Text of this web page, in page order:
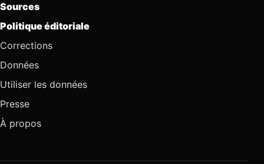
Sources
Politique éditoriale
Corrections
Données
Utiliser les données
Presse
À propos